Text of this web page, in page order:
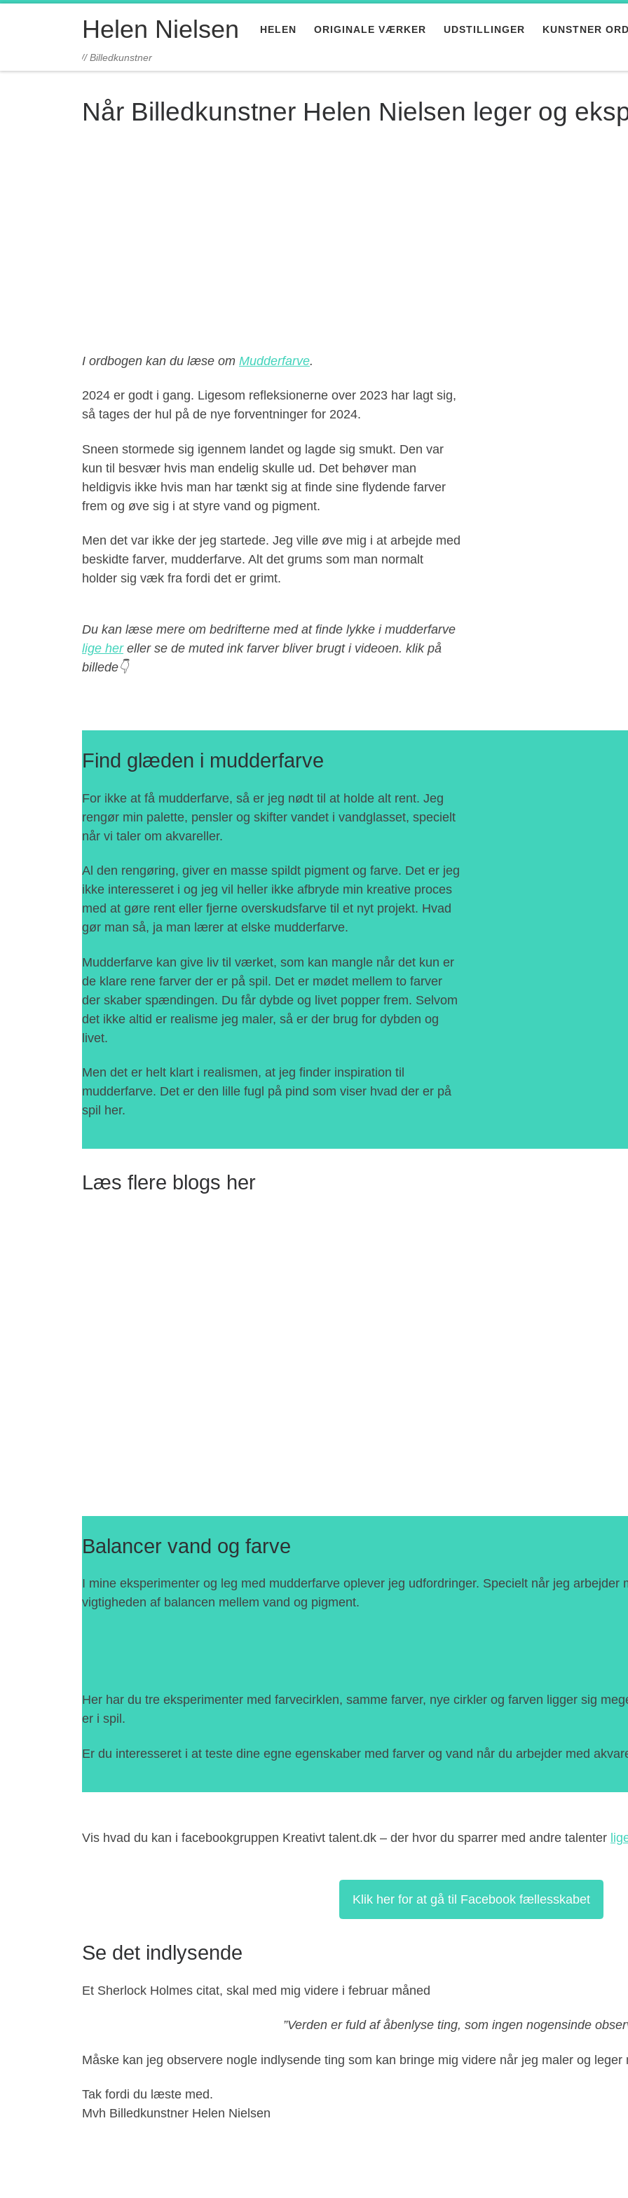
Fortsæt til indholdHelen Nielsen
// Billedkunstner
HELEN ORIGINALE VÆRKER UDSTILLINGER KUNSTNER
Når Billedkunstner Helen Nielsen leger og
I ordbogen kan du læse om Mudderfarve.
2024 er godt i gang. Ligesom refleksionerne over 2023 har lagt sig,
så tages der hul på de nye forventninger for 2024.
Sneen stormede sig igennem landet og lagde sig smukt. Den var
kun til besvær hvis man endelig skulle ud. Det behøver man
heldigvis ikke hvis man har tænkt sig at finde sine flydende farver
frem og øve sig i at styre vand og pigment.
Men det var ikke der jeg startede. Jeg ville øve mig i at arbejde med
beskidte farver, mudderfarve. Alt det grums som man normalt
holder sig væk fra fordi det er grimt.
Du kan læse mere om bedrifterne med at finde lykke i mudderfarve
lige hereller se de muted ink farver bliver brugt i videoen. klik på
billede👇
Find glæden i mudderfarve
For ikke at få mudderfarve, så er jeg nødt til at holde alt rent. Jeg
rengør min palette, pensler og skifter vandet i vandglasset, specielt
når vi taler om akvareller.
Al den rengøring, giver en masse spildt pigment og farve. Det er jeg
ikke interesseret i og jeg vil heller ikke afbryde min kreative proces
med at gøre rent eller fjerne overskudsfarve til et nyt projekt. Hvad
gør man så, ja man lærer at elske mudderfarve.
Mudderfarve kan give liv til værket, som kan mangle når det kun er
de klare rene farver der er på spil. Det er mødet mellem to farver
der skaber spændingen. Du får dybde og livet popper frem. Selvom
det ikke altid er realisme jeg maler, så er der brug for dybden og
livet.
Men det er helt klart i realismen, at jeg finder inspiration til
mudderfarve. Det er den lille fugl på pind som viser hvad der er på
spil her.
Læs flere blogs her
Balancer vand og farve
I mine eksperimenter og leg med mudderfarve oplever jeg udfordringer. Specielt når jeg arbejder
vigtigheden af balancen mellem vand og pigment.
Her har du tre eksperimenter med farvecirklen, samme farver, nye cirkler og farven ligger sig
er i spil.
Er du interesseret i at teste dine egne egenskaber med farver og vand når du arbejder med
Vis hvad du kan i facebookgruppen Kreativt talent.dk – der hvor du sparrer med andre talenter
Klik her for at gå til Facebook fællesskabet
Se det indlysende
Et Sherlock Holmes citat, skal med mig videre i februar måned
”Verden er fuld af åbenlyse ting, som ingen nogensinde
Måske kan jeg observere nogle indlysende ting som kan bringe mig videre når jeg maler og leger
Tak fordi du læste med.
Mvh Billedkunstner Helen Nielsen